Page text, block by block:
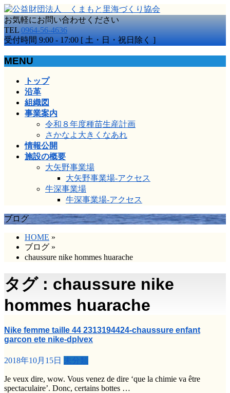
お気軽にお問い合わせください
TEL 0964-56-4636
受付時間 9:00 - 17:00 [ 土・日・祝日除く ]
MENU
トップ
沿革
組織図
事業案内
令和８年度種苗生産計画
さかなよ大きくなあれ
情報公開
施設の概要
大矢野事業場
大矢野事業場-アクセス
牛深事業場
牛深事業場-アクセス
ブログ
HOME »
ブログ »
chaussure nike hommes huarache
タグ : chaussure nike
hommes huarache
Nike femme taille 44 2313194424-chaussure enfant
garcon ete nike-dplvex
2018年10月15日 未分類
Je veux dire, wow. Vous venez de dire ‘que la chimie va être
spectaculaire’. Donc, certains bottes …